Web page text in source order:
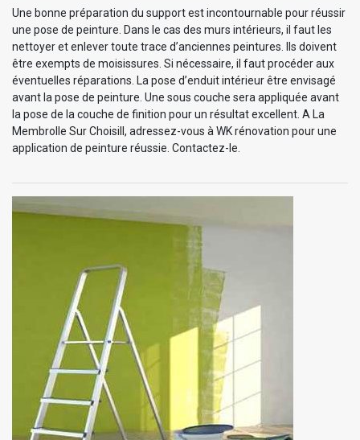
Une bonne préparation du support est incontournable pour réussir
une pose de peinture. Dans le cas des murs intérieurs, il faut les
nettoyer et enlever toute trace d’anciennes peintures. Ils doivent
être exempts de moisissures. Si nécessaire, il faut procéder aux
éventuelles réparations. La pose d’enduit intérieur être envisagé
avant la pose de peinture. Une sous couche sera appliquée avant
la pose de la couche de finition pour un résultat excellent. A La
Membrolle Sur Choisill, adressez-vous à WK rénovation pour une
application de peinture réussie. Contactez-le.